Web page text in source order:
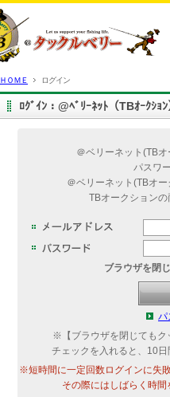
ＨＯＭＥ ログイン
ﾛｸﾞｲﾝ：@ﾍﾞﾘｰﾈｯﾄ（TBｵｰｸｼｮ
＠ベリーネット(TB
パスワ
＠ベリーネット(TBオ
TBオークション
パ
※【ブラウザを閉じてもク
チェックを入れると、10
※短時間に一定回数ログインに失
その際にはしばらく時
ブラウザを閉